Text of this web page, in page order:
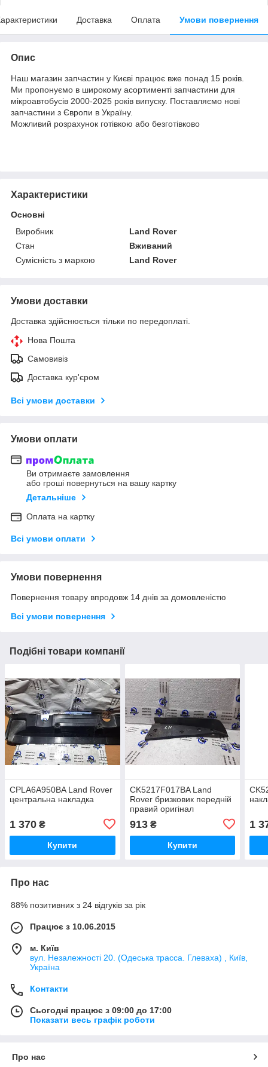
Доставка Оплата Умови повернення
Опис
Наш магазин запчастин у Києві працює вже понад 15 років.
Ми пропонуємо в широкому асортименті запчастини для
мікроавтобусів 2000-2025 років випуску. Поставляємо нові
запчастини з Європи в Україну.
Можливий розрахунок готівкою або безготівково
Характеристики
Основні
Виробник
Land Rover
Стан
Вживаний
Сумісність з маркою
Land Rover
Умови доставки
Доставка здійснюється тільки по передоплаті.
Нова Пошта
Самовивіз
Доставка кур'єром
Всі умови доставки
Умови оплати
Ви отримаєте замовлення
або гроші повернуться на вашу картку
Детальніше
Оплата на картку
Всі умови оплати
Умови повернення
Повернення товару впродовж 14 днів за домовленістю
Всі умови повернення
Подібні товари компанії
CPLA6A950BA Land Rover
центральна накладка
1 370 ₴
Купити
CK5217F017BA Land
Rover бризковик передній
правий оригінал
913₴
Купити
1
Про нас
88% позитивних з 24 відгуків за рік
Працює з 10.06.2015
м. Київ
вул. Незалежності 20. (Одеська трасса. Глеваха) , Київ,
Україна
Контакти
Сьогодні працює з 09:00 до 17:00
Показати весь графік роботи
Про нас